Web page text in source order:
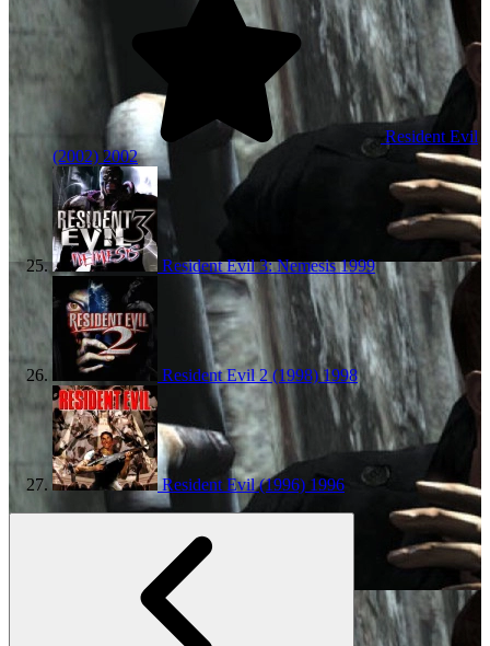
Resident Evil
(2002) 2002
Resident Evil 3: Nemesis1999
Resident Evil 2 (1998)1998
Resident Evil (1996) 1996